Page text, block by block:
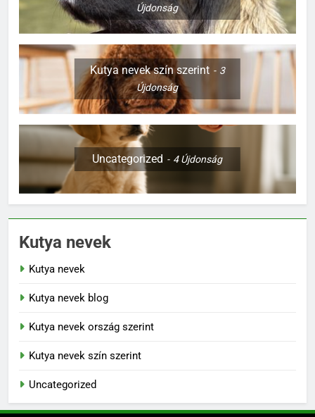
Újdonság
Kutya nevek szín szerint
3
Újdonság
Uncategorized 4Újdonság
Kutya nevek
Kutya nevek
Kutya nevek blog
Kutya nevek ország szerint
Kutya nevek szín szerint
Uncategorized